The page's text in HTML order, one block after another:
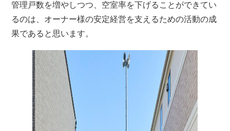
管理戸数を増やしつつ、空室率を下げることができてい
るのは、オーナー様の安定経営を支えるための活動の成
果であると思います。